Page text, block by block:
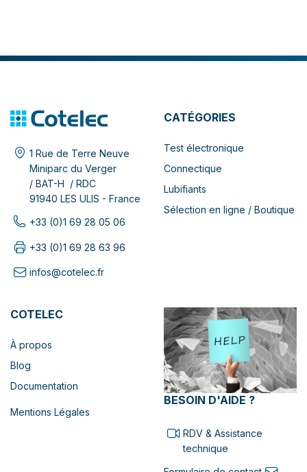
1 Rue de Terre Neuve
Miniparc du Verger
/ BAT-H / RDC
91940 LES ULIS - France
+33 (0)1 69 28 05 06
+33 (0)1 69 28 63 96
infos@cotelec.fr
CATÉGORIES
Test électronique
Connectique
Lubifiants
Sélection en ligne / Boutique
COTELEC
À propos
Blog
Documentation
Mentions Légales
BESOIN D'AIDE ?
RDV & Assistance
technique